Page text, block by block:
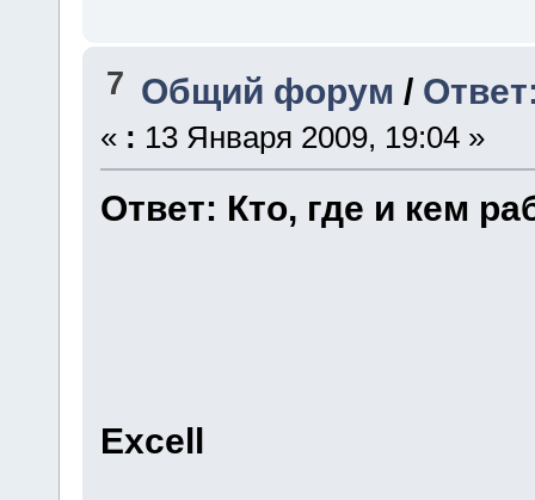
7 Общий форум /
« : 13 Января 2009, 19:04 »
Ответ: Кто, где и кем
Excell